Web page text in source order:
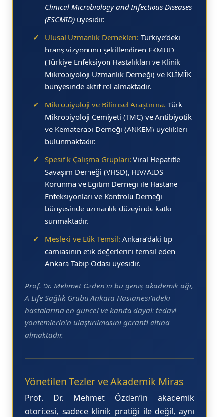
Clinical Microbiology and Infectious Diseases
(ESCMID) üyesidir.
✓
Ulusal Uzmanlık Dernekleri: Türkiye’deki
branş vizyonunu şekillendiren EKMUD
(Türkiye Enfeksiyon Hastalıkları ve Klinik
Mikrobiyoloji Uzmanlık Derneği) ve KLİMİK
bünyesinde aktif rol almaktadır.
✓
Mikrobiyoloji ve Bilimsel Araştırma: Türk
Mikrobiyoloji Cemiyeti (TMC) ve Antibiyotik
ve Kematerapi Derneği (ANKEM) üyelikleri
bulunmaktadır.
✓
Spesifik Çalışma Grupları: Viral Hepatitle
Savaşım Derneği (VHSD), HIV/AIDS
Korunma ve Eğitim Derneği ile Hastane
Enfeksiyonları ve Kontrolü Derneği
bünyesinde uzmanlık düzeyinde katkı
sunmaktadır.
✓
Mesleki ve Etik Temsil: Ankara’daki tıp
camiasının etik değerlerini temsil eden
Ankara Tabip Odası üyesidir.
Prof. Dr. Mehmet Özden'in bu geniş akademik ağı,
A Life Sağlık Grubu Ankara Hastanesi'ndeki
hastalarına en güncel ve kanıta dayalı tedavi
yöntemlerinin ulaştırılmasını garanti altına
almaktadır.
Yönetilen Tezler ve Akademik Miras
Prof. Dr. Mehmet Özden’in akademik
otoritesi, sadece klinik pratiği ile değil, aynı